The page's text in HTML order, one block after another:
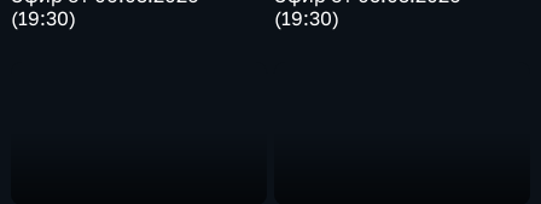
(19:30)
(19:30)